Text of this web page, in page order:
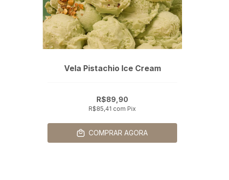
Vela Pistachio Ice Cream
R$89,90
R$85,41 com Pix
COMPRAR AGORA